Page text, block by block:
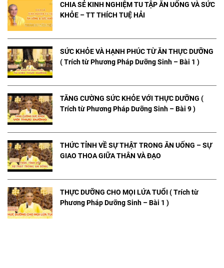
CHIA SẺ KINH NGHIỆM TU TẬP ĂN UỐNG VÀ SỨC
KHỎE – TT THÍCH TUỆ HẢI
SỨC KHỎE VÀ HẠNH PHÚC TỪ ĂN THỰC DƯỠNG
( Trích từ Phương Pháp Dưỡng Sinh – Bài 1 )
TĂNG CƯỜNG SỨC KHỎE VỚI THỰC DƯỠNG (
Trích từ Phương Pháp Dưỡng Sinh – Bài 9 )
THỨC TỈNH VỀ SỰ THẬT TRONG ĂN UỐNG – SỰ
GIAO THOA GIỮA THÂN VÀ ĐẠO
THỰC DƯỠNG CHO MỌI LỨA TUỔI ( Trích từ
Phương Pháp Dưỡng Sinh – Bài 1 )